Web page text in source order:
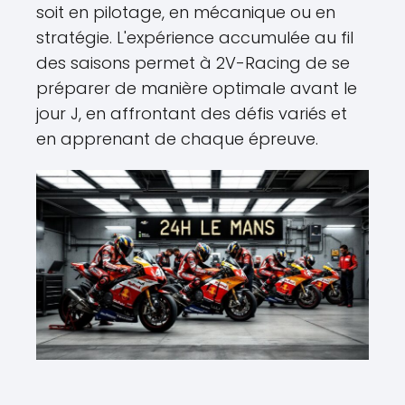
soit en pilotage, en mécanique ou en
stratégie. L'expérience accumulée au fil
des saisons permet à 2V-Racing de se
préparer de manière optimale avant le
jour J, en affrontant des défis variés et
en apprenant de chaque épreuve.